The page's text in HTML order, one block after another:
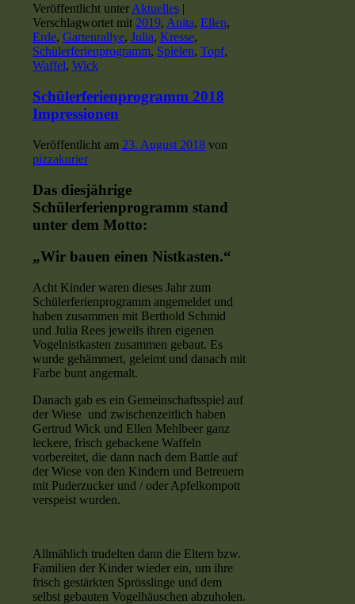
Veröffentlicht unterAktuelles |
Verschlagwortet mit 2019, Anita, Ellen,
Erde, Gartenrallye, Julia, Kresse,
Schülerferienprogramm, Spielen, Topf,
Waffel, Wick
Schülerferienprogramm 2018
Impressionen
Veröffentlicht am 23. August 2018 von
pizzakurier
Das diesjährige
Schülerferienprogramm stand
unter dem Motto:
„Wir bauen einen Nistkasten.“
Acht Kinder waren dieses Jahr zum
Schülerferienprogramm angemeldet und
haben zusammen mit Berthold Schmid
und Julia Rees jeweils ihren eigenen
Vogelnistkasten zusammen gebaut. Es
wurde gehämmert, geleimt und danach mit
Farbe bunt angemalt.
Danach gab es ein Gemeinschaftsspiel auf
der Wiese und zwischenzeitlich haben
Gertrud Wick und Ellen Mehlbeer ganz
leckere, frisch gebackene Waffeln
vorbereitet, die dann nach dem Battle auf
der Wiese von den Kindern und Betreuern
mit Puderzucker und / oder Apfelkompott
verspeist wurden.
Allmählich trudelten dann die Eltern bzw.
Familien der Kinder wieder ein, um ihre
frisch gestärkten Sprösslinge und dem
selbst gebauten Vogelhäuschen abzuholen.